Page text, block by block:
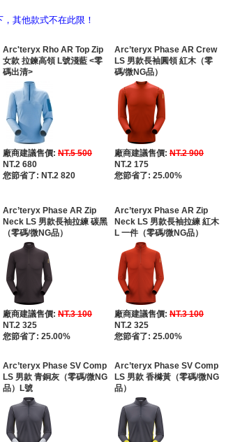
其他款式不在此限！
Arc'teryx Rho AR Top Zip
女款 拉鍊高領 L號淺藍 <零
碼出清>
廠商建議售價: NT.5 500
NT.2 680
您節省了: NT.2 820
Arc’teryx Phase AR Crew
LS 男款長袖圓領 紅木（零
碼/微NG品）
廠商建議售價: NT.2 900
NT.2 175
您節省了: 25.00%
Arc’teryx Phase AR Zip
Neck LS 男款長袖拉練 碳黑
（零碼/微NG品）
廠商建議售價: NT.3 100
NT.2 325
您節省了: 25.00%
Arc’teryx Phase AR Zip
Neck LS 男款長袖拉練 紅木
L 一件（零碼/微NG品）
廠商建議售價: NT.3 100
NT.2 325
您節省了: 25.00%
Arc’teryx Phase SV Comp
LS 男款 青銅灰（零碼/微NG
品）L號
Arc’teryx Phase SV Comp
LS 男款 香櫞黃（零碼/微NG
品）